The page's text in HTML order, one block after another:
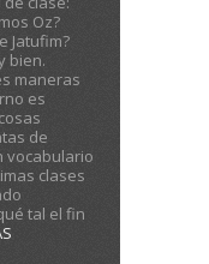
Oz?
Jatufim?
bien.
maneras
es
de
vocabulario
clases
tal el fin